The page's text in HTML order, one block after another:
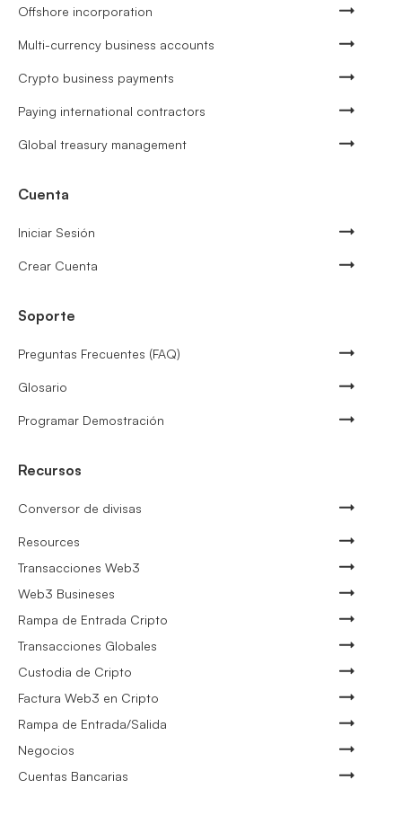
Offshore incorporation
Multi-currency business accounts
Crypto business payments
Paying international contractors
Global treasury management
Cuenta
Iniciar Sesión
Crear Cuenta
Soporte
Preguntas Frecuentes (FAQ)
Glosario
Programar Demostración
Recursos
Conversor de divisas
Resources
Transacciones Web3
Web3 Busineses
Rampa de Entrada Cripto
Transacciones Globales
Custodia de Cripto
Factura Web3 en Cripto
Rampa de Entrada/Salida
Negocios
Cuentas Bancarias